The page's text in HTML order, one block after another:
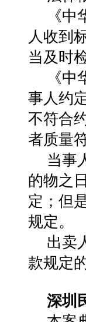
《
人收到
当及时
《
事人约
不符合
者质量
当事
的物之
定；但
规定。
出卖
款规定
深圳